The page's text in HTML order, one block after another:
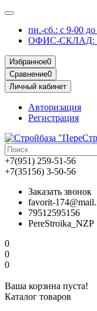
пн.-сб.: с 9-00
ОФИС-СКЛАД: г.
Избранное0
Сравнение0
Личный кабинет
Авторизация
Регистрация
+7(951) 259-51-56
+7(35156) 3-50-56
Заказать звонок
favorit-
79512595156
PereStroika_NZP
0
0
0
Ваша корзина пуста!
Каталог товаров